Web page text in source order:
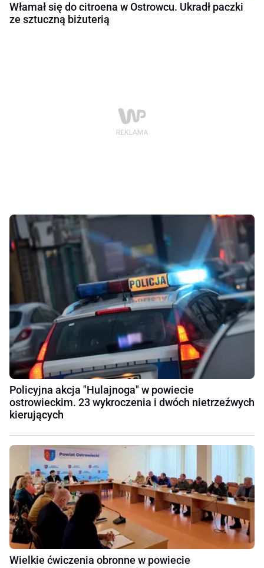
Włamał się do citroena w Ostrowcu. Ukradł paczki
ze sztuczną biżuterią
Policyjna akcja "Hulajnoga" w powiecie
ostrowieckim. 23 wykroczenia i dwóch nietrzeźwych
kierujących
Wielkie ćwiczenia obronne w powiecie